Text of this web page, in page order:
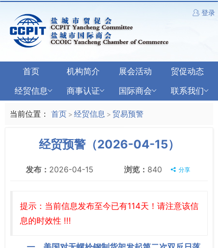
登录
首页 机构简介 展会活动
贸促动态
经贸信息
商事认证 国际商会 联系我们
当前位置： 首页 > 经贸信息 > 贸易预警
经贸预警（2026-04-15）
发布： 2026-04-15 浏览： 840 分享
提示：当前信息发布至今已有114天！请注意该信
息的时效性 !!!